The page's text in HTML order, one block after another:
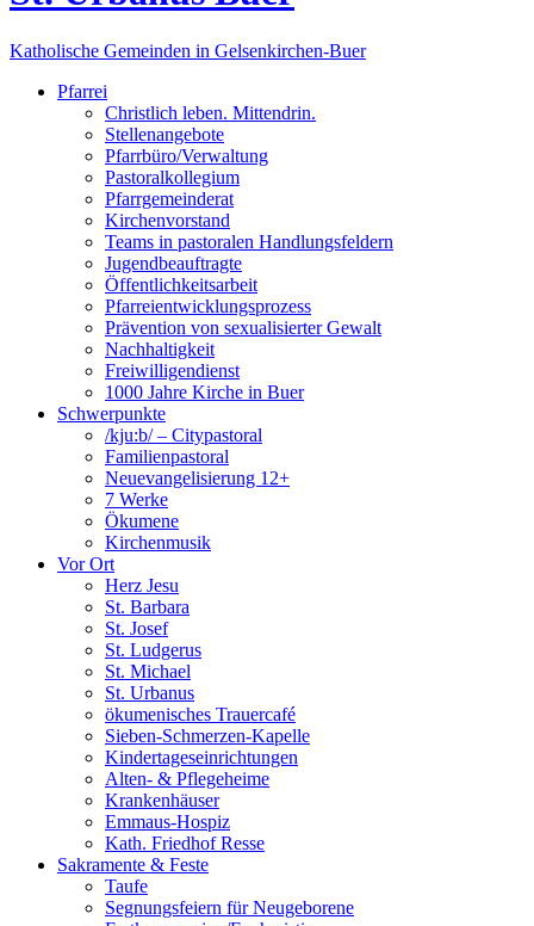
Katholische Gemeinden in Gelsenkirchen-Buer
Pfarrei
Christlich leben. Mittendrin.
Stellenangebote
Pfarrbüro/Verwaltung
Pastoralkollegium
Pfarrgemeinderat
Kirchenvorstand
Teams in pastoralen Handlungsfeldern
Jugendbeauftragte
Öffentlichkeitsarbeit
Pfarreientwicklungsprozess
Prävention von sexualisierter Gewalt
Nachhaltigkeit
Freiwilligendienst
1000 Jahre Kirche in Buer
Schwerpunkte
/kju:b/ – Citypastoral
Familienpastoral
Neuevangelisierung 12+
7 Werke
Ökumene
Kirchenmusik
Vor Ort
Herz Jesu
St. Barbara
St. Josef
St. Ludgerus
St. Michael
St. Urbanus
ökumenisches Trauercafé
Sieben-Schmerzen-Kapelle
Kindertageseinrichtungen
Alten- & Pflegeheime
Krankenhäuser
Emmaus-Hospiz
Kath. Friedhof Resse
Sakramente & Feste
Taufe
Segnungsfeiern für Neugeborene